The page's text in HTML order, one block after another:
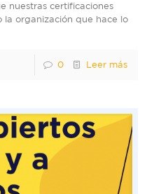
nuestras certificaciones
la organización que hace lo
0 Leer más